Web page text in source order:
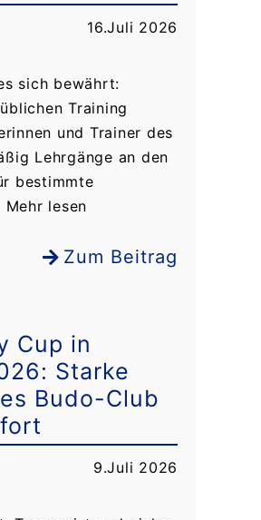
16.Juli 2026
sich bewährt:
Training
und Trainer des
Lehrgänge an den
bestimmte
lesen
Zum Beitrag
Cup in
Starke
Budo-Club
9.Juli 2026